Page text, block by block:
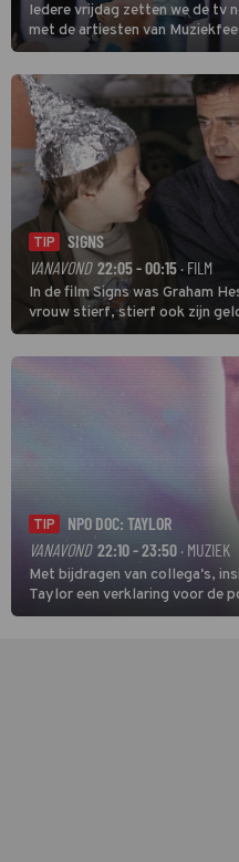
Iedere vrijdag zetten we de tv
met de artiesten van
gezellige meezingmoment
TIP
SIGNS
VANAVOND 22:05 - 00:15· FILM
In de film Signs was Graham
vrouw stierf, stierf ook zijn
TIP
NPO DOC: TAYLOR
VANAVOND 22:10 - 23:50 · MUZIEK
Met bijdragen van collega's,
Taylor een verklaring voor de
singer-songwriter is een van